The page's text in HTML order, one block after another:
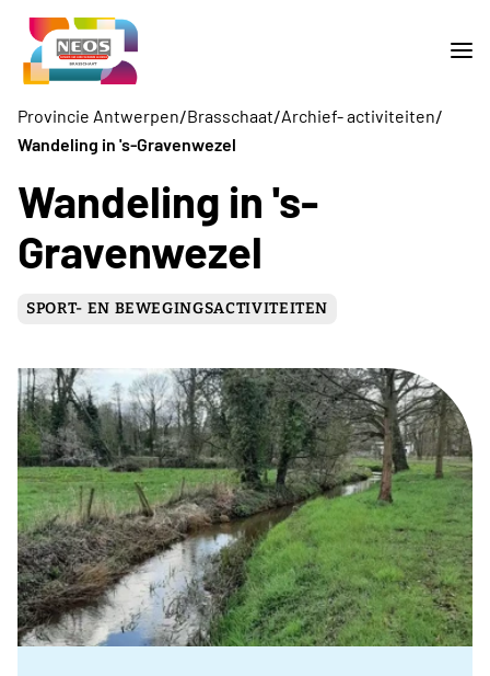
Provincie Antwerpen/Brasschaat/Archief- activiteiten/
Wandeling in 's-Gravenwezel
Wandeling in 's-
Gravenwezel
SPORT- EN BEWEGINGSACTIVITEITEN